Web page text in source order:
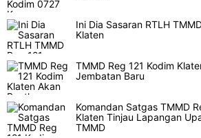
Ini Dia Sasaran RTLH
Klaten
TMMD Reg 121 Kodim
Jembatan Baru
Komandan Satgas TMMD
Klaten Tinjau Lapangan
TMMD